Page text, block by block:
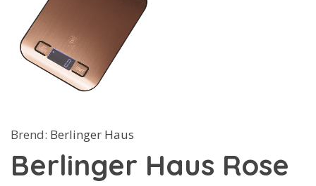
Brend: Berlinger Haus
Berlinger Haus Rose